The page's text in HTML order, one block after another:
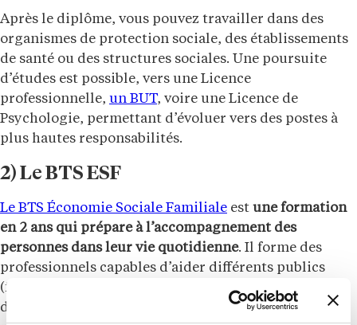
Après le diplôme, vous pouvez travailler dans des
organismes de protection sociale, des établissements
de santé ou des structures sociales. Une poursuite
d’études est possible, vers une Licence
professionnelle, un BUT, voire une Licence de
Psychologie, permettant d’évoluer vers des postes à
plus hautes responsabilités.
2) Le BTS ESF
Le BTS Économie Sociale Familiale est une formation
en 2 ans qui prépare à l’accompagnement des
personnes dans leur vie quotidienne. Il forme des
professionnels capables d’aider différents publics
(familles, personnes âgées, étudiants, publics en
difficulté) à améliorer leurs conditions de vie.